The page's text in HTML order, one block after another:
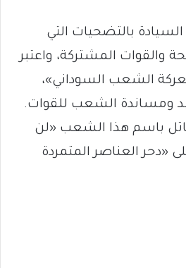
بالتضحيات التي
والقوات المشتركة، واعتبر
الشعب السوداني»،
ومساندة الشعب للقوات.
باسم هذا الشعب «لن
«دحر العناصر المتمردة